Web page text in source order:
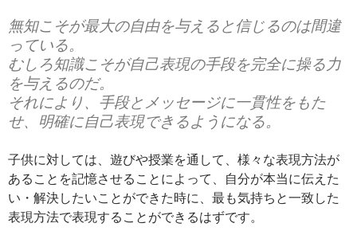
無知こそが最大の自由を与えると信じるのは間違
っている。
むしろ知識こそが自己表現の手段を完全に操る力
を与えるのだ。
それにより、手段とメッセージに一貫性をもた
せ、明確に自己表現できるようになる。
子供に対しては、遊びや授業を通して、様々な表現方法が
あることを記憶させることによって、自分が本当に伝えた
い・解決したいことができた時に、最も気持ちと一致した
表現方法で表現することができるはずです。